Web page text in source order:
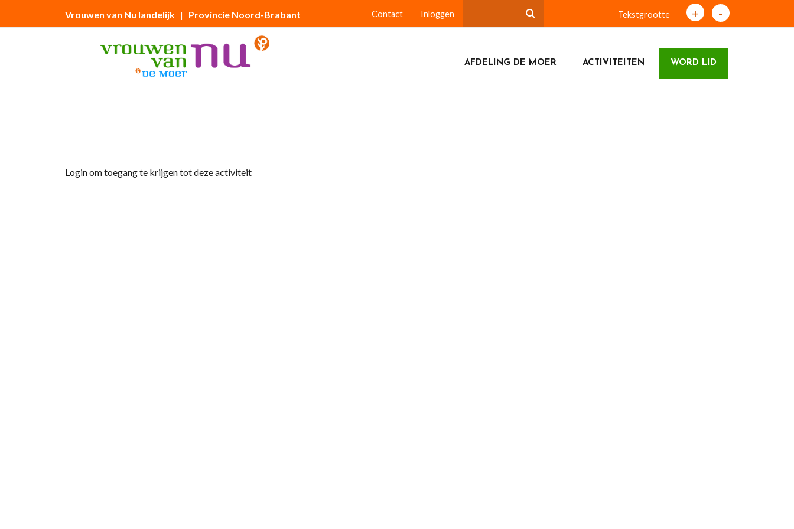
Vrouwen van Nu landelijk | Provincie Noord-Brabant Contact Inloggen Tekstgrootte + -
AFDELING DE MOER ACTIVITEITEN WORD LID
Login om toegang te krijgen tot deze activiteit